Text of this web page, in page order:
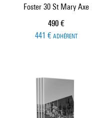
Foster 30 St Mary Axe
Prix ​​actuel
490 €
441 € ADHÉRENT